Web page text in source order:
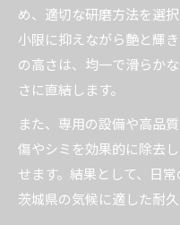
め、適切な研磨方法を選
小限に抑えながら艶と輝
の高さは、均一で滑らか
さに直結します。
また、専用の設備や高品
傷やシミを効果的に除去
せます。結果として、日
茨城県の気候に適した耐